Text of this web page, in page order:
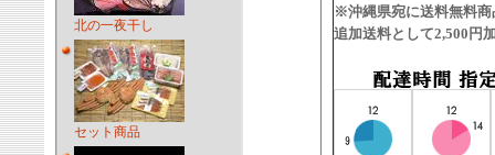
北の一夜干し
セット商品
※沖縄県宛に送料無料
追加送料として2,500円